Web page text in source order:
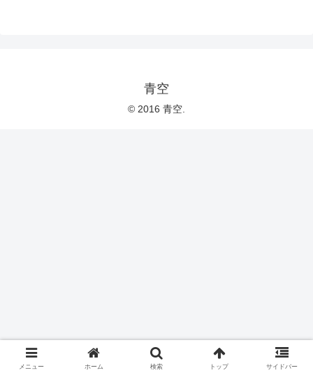
青空
© 2016 青空.
メニュー ホーム 検索 トップ サイドバー